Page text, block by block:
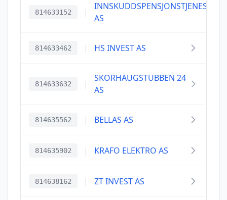
814633152 |
INNSKUDDSPENSJONSTJENESTER
AS
814633462 | HS INVEST AS
814633632 |
SKORHAUGSTUBBEN 24
AS
814635562 | BELLAS AS
814635902 | KRAFO ELEKTRO AS
814638162 | ZT INVEST AS